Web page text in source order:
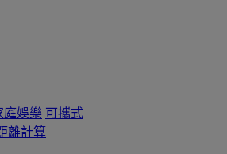
庭娛樂 可攜式
離計算